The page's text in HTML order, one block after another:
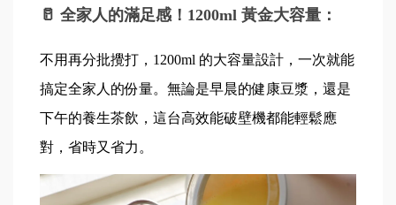
🥛 全家人的滿足感！1200ml 黃金大容量：
不用再分批攪打，1200ml 的大容量設計，一次就能
搞定全家人的份量。無論是早晨的健康豆漿，還是
下午的養生茶飲，這台高效能破壁機都能輕鬆應
對，省時又省力。